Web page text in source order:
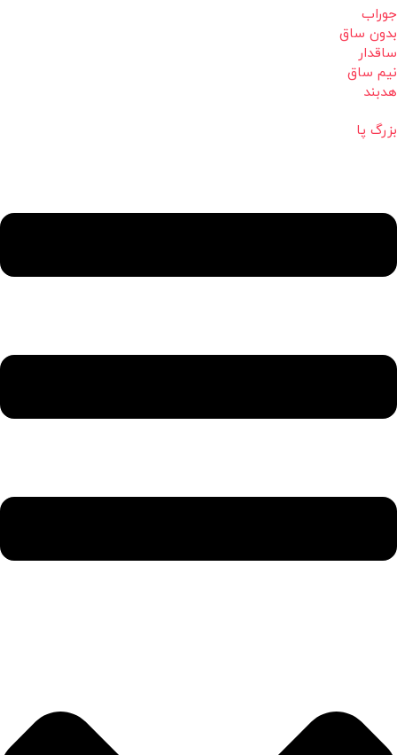
جوراب
بدون ساق
ساقدار
نیم ساق
هدبند
بزرگ پا